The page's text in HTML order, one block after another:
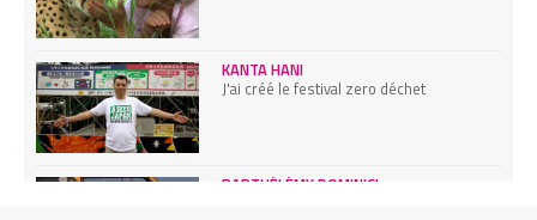
KANTA HANI
J'ai créé le festival zero déchet
BARTHÉLÉMY DOMINICI